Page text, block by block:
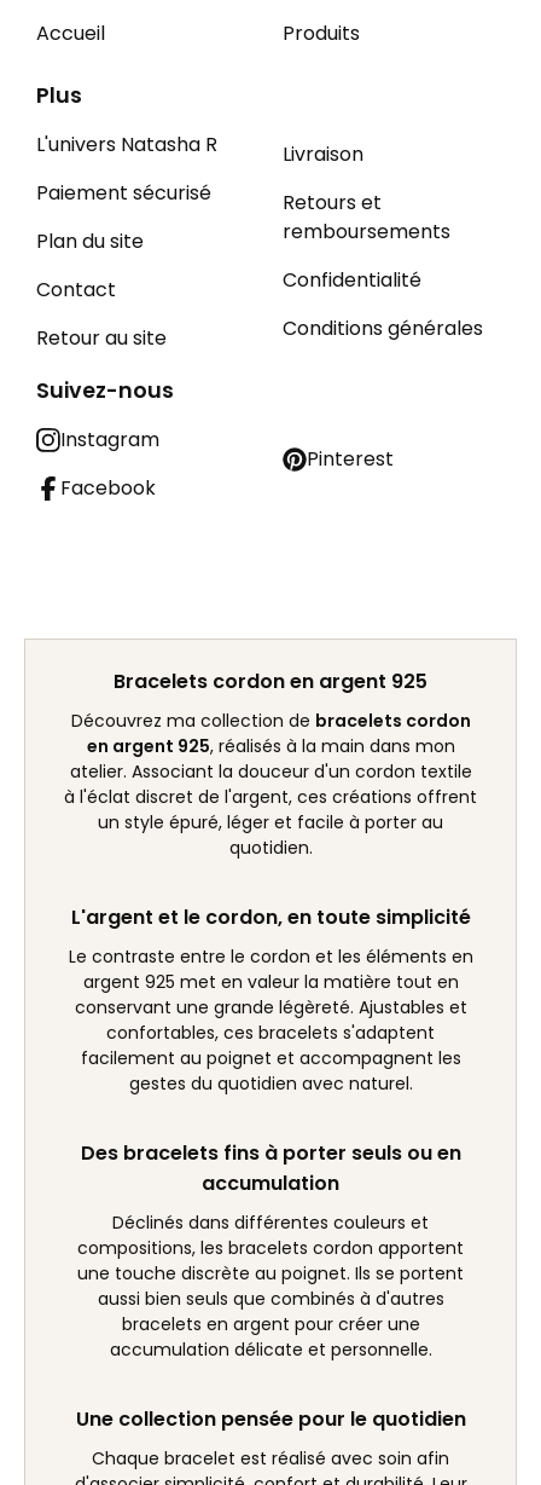
Accueil Produits
Plus
L'univers Natasha R
Paiement sécurisé
Plan du site
Contact
Retour au site
Livraison
Retours et
remboursements
Confidentialité
Conditions générales
Suivez-nous
Instagram
Facebook
Pinterest
Bracelets cordon en argent 925
Découvrez ma collection de bracelets cordon
en argent 925, réalisés à la main dans mon
atelier. Associant la douceur d'un cordon textile
à l'éclat discret de l'argent, ces créations offrent
un style épuré, léger et facile à porter au
quotidien.
L'argent et le cordon, en toute simplicité
Le contraste entre le cordon et les éléments en
argent 925 met en valeur la matière tout en
conservant une grande légèreté. Ajustables et
confortables, ces bracelets s'adaptent
facilement au poignet et accompagnent les
gestes du quotidien avec naturel.
Des bracelets fins à porter seuls ou en
accumulation
Déclinés dans différentes couleurs et
compositions, les bracelets cordon apportent
une touche discrète au poignet. Ils se portent
aussi bien seuls que combinés à d'autres
bracelets en argent pour créer une
accumulation délicate et personnelle.
Une collection pensée pour le quotidien
Chaque bracelet est réalisé avec soin afin